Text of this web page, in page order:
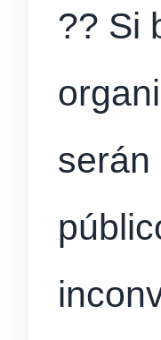
?? Si
serán